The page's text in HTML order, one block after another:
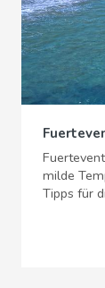
milde
Tipps für